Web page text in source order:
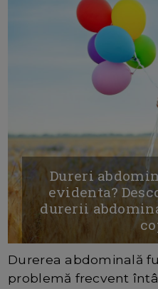
Dureri
evidenta?
durerii
Durerea abdominală
problemă frecvent